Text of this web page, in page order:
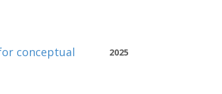
2025
conceptual